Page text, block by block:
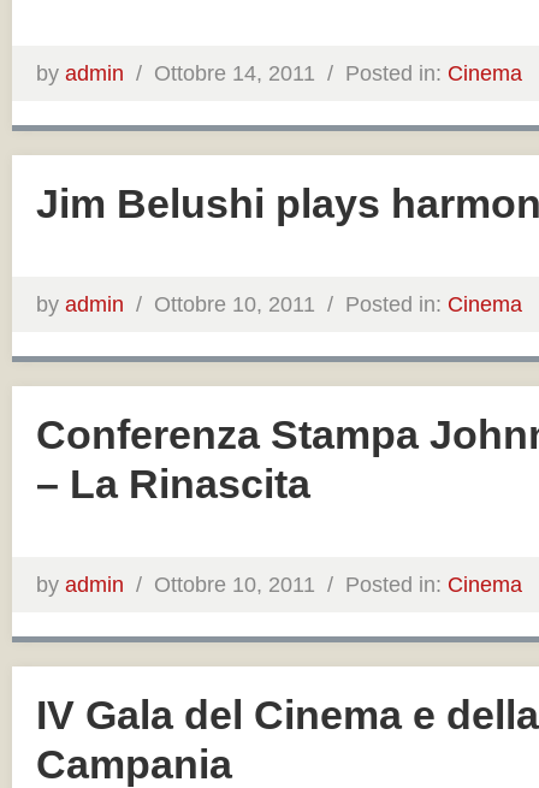
by admin / Ottobre 14, 2011 / Posted in: Cinema
Jim Belushi plays
by admin / Ottobre 10, 2011 / Posted in: Cinema
Conferenza Stampa
– La Rinascita
by admin / Ottobre 10, 2011 / Posted in: Cinema
IV Gala del Cinema e
Campania